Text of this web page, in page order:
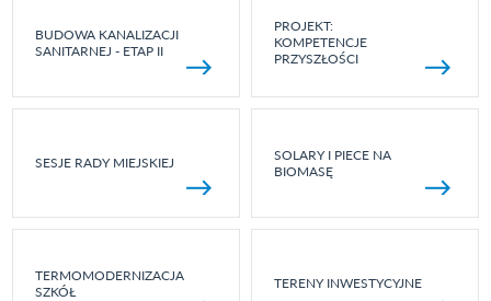
BUDOWA KANALIZACJI
SANITARNEJ - ETAP II
PROJEKT:
KOMPETENCJE
PRZYSZŁOŚCI
SESJE RADY MIEJSKIEJ
SOLARY I PIECE NA
BIOMASĘ
TERMOMODERNIZACJA
SZKÓŁ
TERENY INWESTYCYJNE